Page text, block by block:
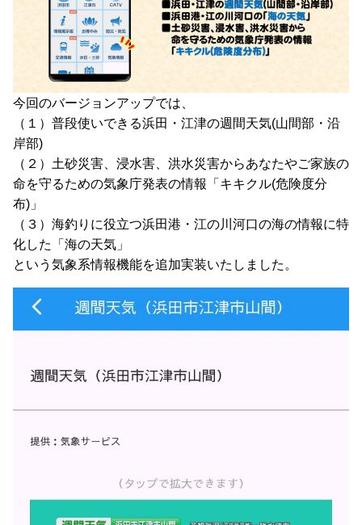
今回のバージョンアップでは、
（１）普段使いできる浜田・江津の週間天気(山間部・沿
岸部)
（２）土砂災害、浸水害、洪水災害からあなたやご家族の
命を守るための気象庁発表の情報「キキクル(危険度分
布)」
（３）海釣りに役立つ浜田港・江の川河口の海の情報に特
化した「海の天気」
という気象系情報機能を追加実装いたしました。